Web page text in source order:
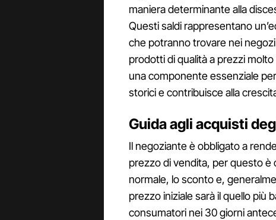
maniera determinante alla
Questi saldi rappresentano
che potranno trovare nei
prodotti di qualità a prezzi
una componente essenziale
storici e contribuisce alla
Guida agli acquisti
Il negoziante è obbligato a
prezzo di vendita, per questo è
normale, lo sconto e,
prezzo iniziale sarà il quello più
consumatori nei 30 giorni